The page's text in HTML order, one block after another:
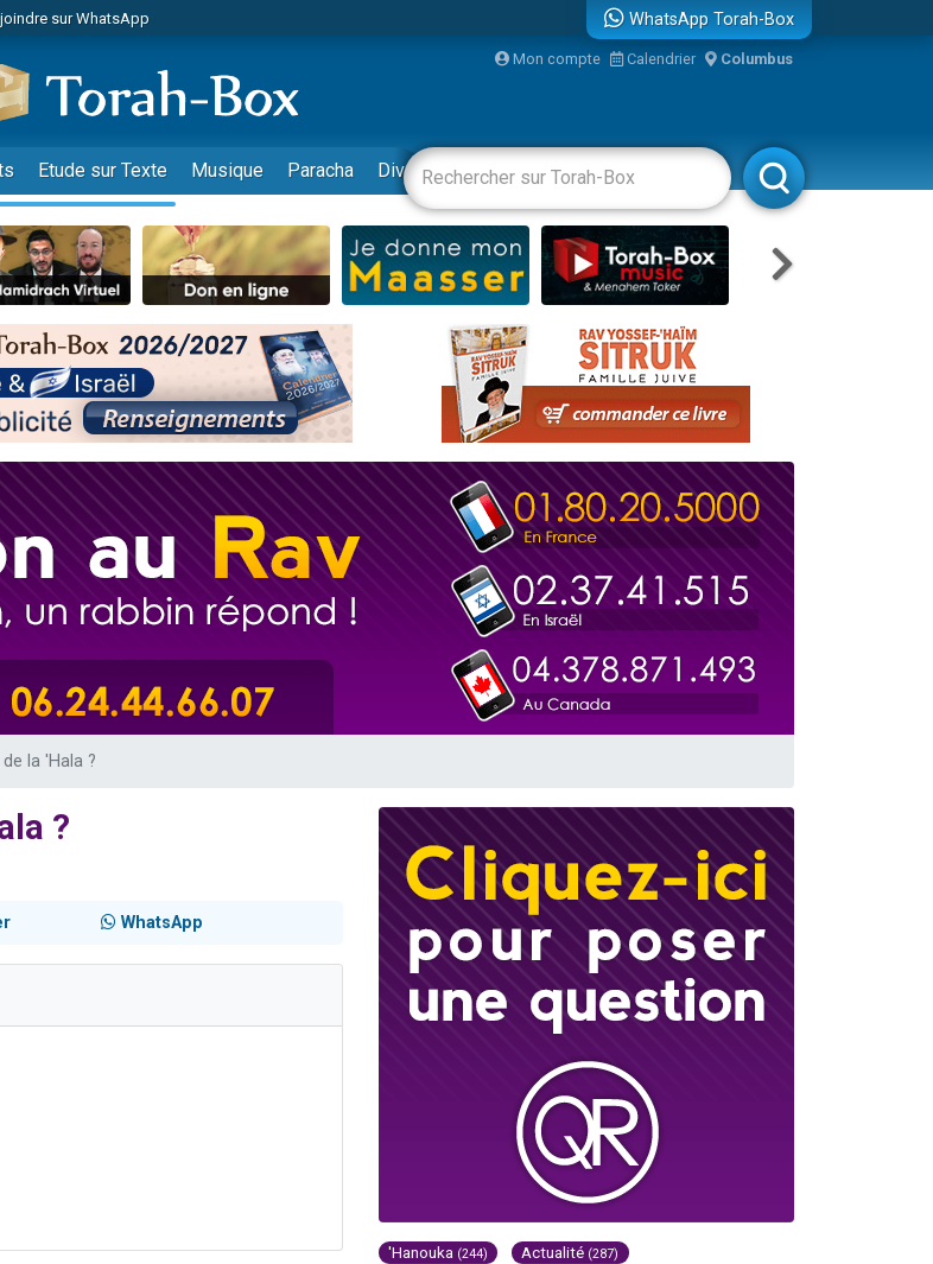
sur WhatsApp
un don pour Diane, 80 ans, dans un appartement insalubre
en groupe sur Zoom
sur WhatsApp
une bénédiction
en groupe sur Zoom
sur WhatsApp
sur WhatsApp
un don pour Reloger Rivka, 6 enfants, victime de violences...
don pour 1 Journée de Vacances Pour les Enfants
sur WhatsApp
une bénédiction
en groupe sur Zoom
sur WhatsApp
un don pour 5 jours de vacances aux Orphelins
un don pour Tsédaka : pauvres d'Israel
WhatsApp Torah-Box
Mon compte Calendrier Columbus
Etude sur Texte Musique Paracha Divertissements Livres Rabbanim
la 'Hala ?
?
WhatsApp
'Hanouka (244) Actualité (287)